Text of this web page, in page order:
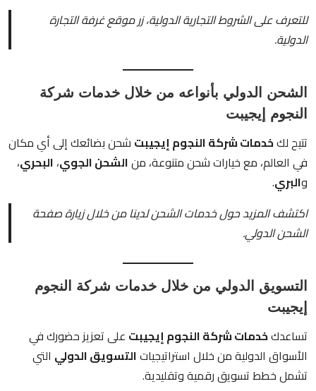
للتعرف على الشروط التجارية الدولية، زر موقعغرفة التجارة
الدولية.
الشحن الدولي بأنواعه من خلال خدمات شركة
النجوم إيجيبت
تتيح لكخدمات شركة النجوم إيجيبت شحن بضائعك إلى أي مكان
في العالم، مع خيارات شحن متنوعة، منالشحن الجوي، البحري،
والبري.
اكتشف المزيد حول خدمات الشحن لدينا من خلال زيارة صفحة
الشحن الدولي.
التسويق الدولي من خلال خدمات شركة النجوم
إيجيبت
تساعدكخدمات شركة النجوم إيجيبت على تعزيز حضورك في
الأسواق الدولية من خلال استراتيجياتالتسويق الدولي التي
تشمل خطط تسويق رقمية وتقليدية.